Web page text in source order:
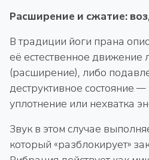
Расширение и сжатие:
В традиции йоги прана
её естественное движение
(расширение), либо
деструктивное состояние —
уплотнение или нехватка
Звук в этом случае
который «разблокирует»